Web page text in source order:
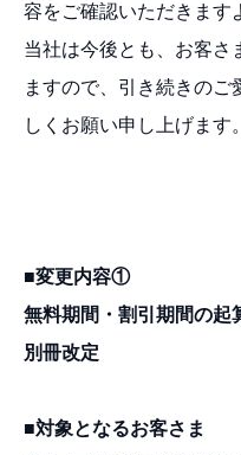
容をご確認いただきます
当社は今後とも、お客さ
ますので、引き続きのご
しくお願い申し上げます。
■変更内容①
無料期間・割引期間の起
別冊改定
■対象となるお客さま